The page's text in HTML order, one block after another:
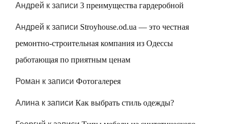
Андрей к записи 3 преимущества гардеробной
Андрей к записи Stroyhouse.od.ua — это честная
ремонтно-строительная компания из Одессы
работающая по приятным ценам
Роман к записи Фотогалерея
Алина к записи Как выбрать стиль одежды?